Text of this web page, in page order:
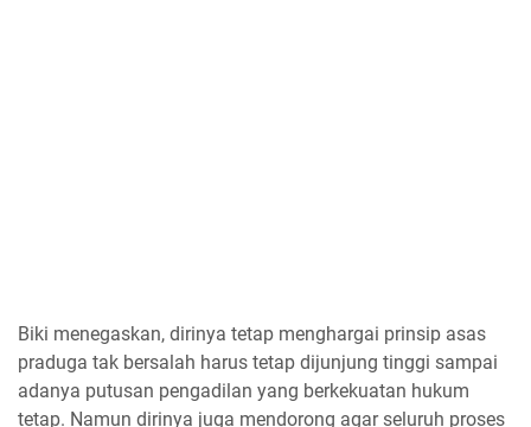
Biki menegaskan, dirinya tetap menghargai prinsip asas
praduga tak bersalah harus tetap dijunjung tinggi sampai
adanya putusan pengadilan yang berkekuatan hukum
tetap. Namun dirinya juga mendorong agar seluruh proses